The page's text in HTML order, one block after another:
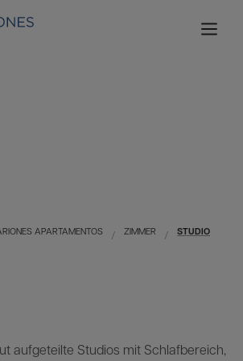
APARTAMENTOS ZIMMER STUDIO
aufgeteilte Studios mit Schlafbereich,